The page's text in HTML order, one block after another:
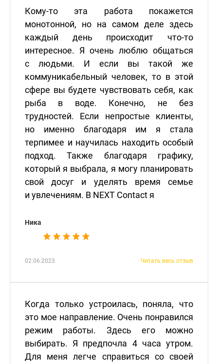
Кому-то эта работа покажется
монотонной, но на самом деле здесь
каждый день происходит что-то
интересное. Я очень люблю общаться
с людьми. И если вы такой же
коммуникабельный человек, то в этой
сфере вы будете чувствовать себя, как
рыба в воде. Конечно, не без
трудностей. Если непростые клиенты,
но именно благодаря им я стала
терпимее и научилась находить особый
подход. Также благодаря графику,
который я выбрала, я могу планировать
свой досуг и уделять время семье
и увлечениям. В NEXT Contact я
Ника
02.06.2023 Читать весь отзыв
Когда только устроилась, поняла, что
это мое направление. Очень понравился
режим работы. Здесь его можно
выбирать. Я предпочла 4 часа утром.
Для меня легче справиться со своей